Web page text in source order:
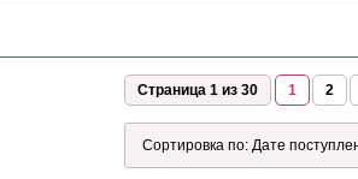
Страница 1 из 30 1 2